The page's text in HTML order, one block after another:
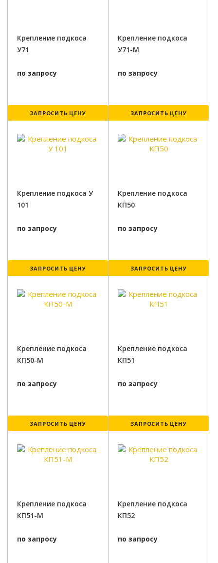
Крепление подкоса
У71
по запросу
ЗАПРОСИТЬ ЦЕНУ
Крепление подкоса
У71-М
по запросу
ЗАПРОСИТЬ ЦЕНУ
Крепление подкоса У
101
по запросу
ЗАПРОСИТЬ ЦЕНУ
Крепление подкоса
КП50
по запросу
ЗАПРОСИТЬ ЦЕНУ
Крепление подкоса
КП50-М
по запросу
ЗАПРОСИТЬ ЦЕНУ
Крепление подкоса
КП51
по запросу
ЗАПРОСИТЬ ЦЕНУ
Крепление подкоса
КП51-М
по запросу
Крепление подкоса
КП52
по запросу